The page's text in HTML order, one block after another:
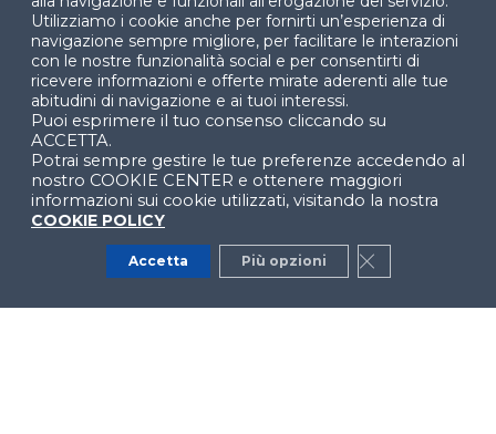
Facebook LinkedIn
YouTube X
Utilizziamo i cookie anche per fornirti un’esperienza di
navigazione sempre migliore, per facilitare le interazioni
con le nostre funzionalità social e per consentirti di
ricevere informazioni e offerte mirate aderenti alle tue
abitudini di navigazione e ai tuoi interessi.
Puoi esprimere il tuo consenso cliccando su
ACCETTA.
Potrai sempre gestire le tue preferenze accedendo al
nostro COOKIE CENTER e ottenere maggiori
informazioni sui cookie utilizzati, visitando la nostra
COOKIE POLICY
Accetta Più opzioni Close GDPR